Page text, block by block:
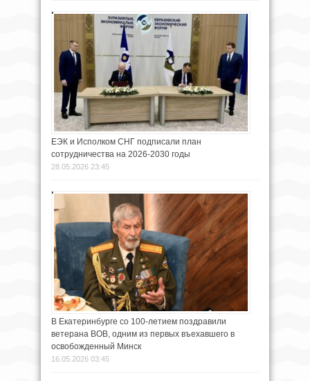
ЕЭК и Исполком СНГ подписали план
сотрудничества на 2026-2030 годы
28.05.2026 23:45
В Екатеринбурге со 100-летием поздравили
ветерана ВОВ, одним из первых въехавшего в
освобожденный Минск
16.05.2026 03:45